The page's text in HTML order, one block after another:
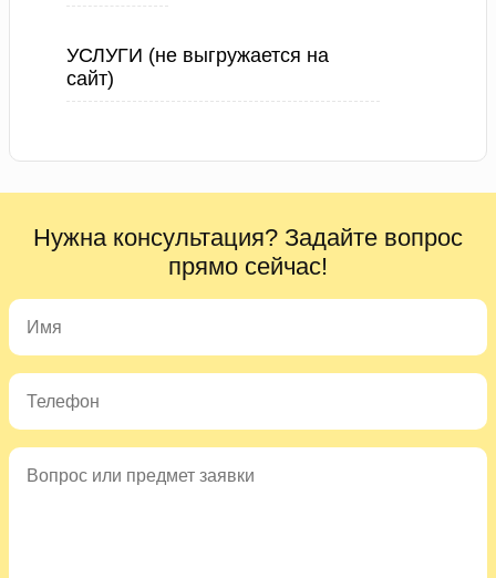
УСЛУГИ (не выгружается на
сайт)
Нужна консультация? Задайте вопрос
прямо сейчас!